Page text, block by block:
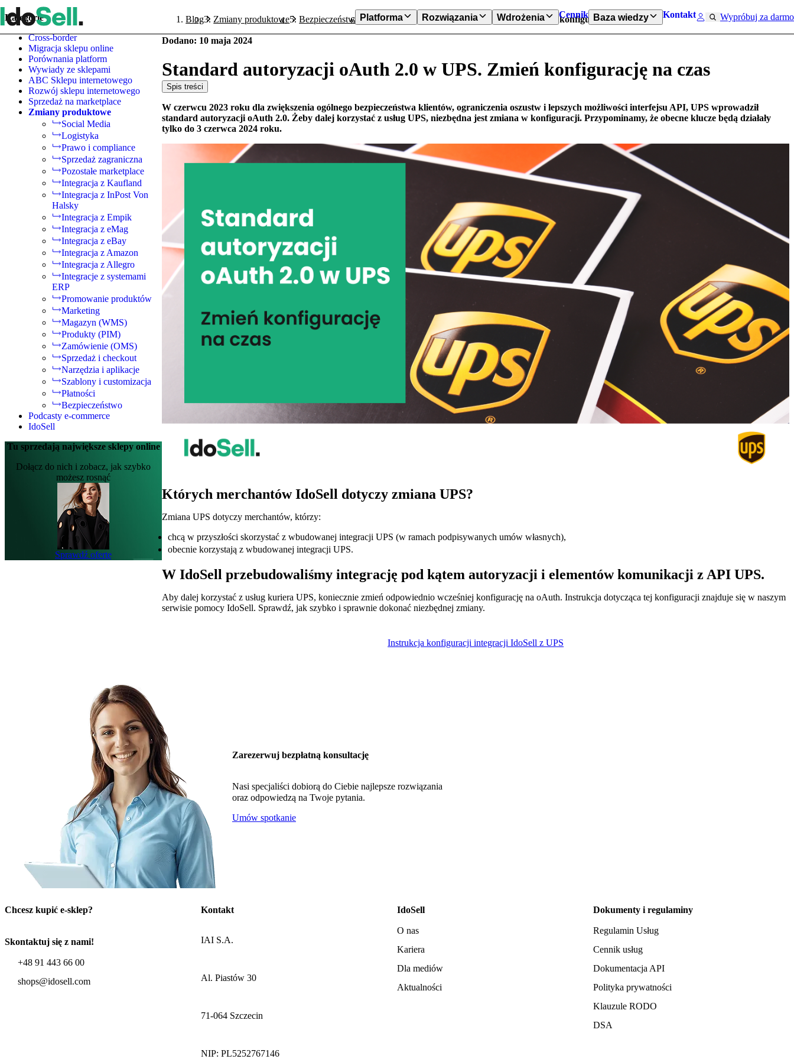
Platforma Rozwiązania Wdrożenia Cennik Baza wiedzy Kontakt Wypróbuj za darmo
Kategorie
Cross-border
Migracja sklepu online
Porównania platform
Wywiady ze sklepami
ABC Sklepu internetowego
Rozwój sklepu internetowego
Sprzedaż na marketplace
Zmiany produktowe
Social Media
Logistyka
Prawo i compliance
Sprzedaż zagraniczna
Pozostałe marketplace
Integracja z Kaufland
Integracja z InPost Von
Halsky
Integracja z Empik
Integracja z eMag
Integracja z eBay
Integracja z Amazon
Integracja z Allegro
Integracje z systemami
ERP
Promowanie produktów
Marketing
Magazyn (WMS)
Produkty (PIM)
Zamówienie (OMS)
Sprzedaż i checkout
Narzędzia i aplikacje
Szablony i customizacja
Płatności
Bezpieczeństwo
Podcasty e-commerce
IdoSell
Tu sprzedają największe sklepy online
Dołącz do nich i zobacz, jak szybko
możesz rosnąć
Sprawdź ofertę
Blog Zmiany produktowe Bezpieczeństwo Standard autoryzacji oAuth 2.0 w UPS. Zmień konfigurację na czas
Dodano: 10 maja 2024
Standard autoryzacji oAuth 2.0 w UPS. Zmień konfigurację na czas
Spis treści
W czerwcu 2023 roku dla zwiększenia ogólnego bezpieczeństwa klientów, ograniczenia oszustw i lepszych możliwości interfejsu API, UPS wprowadził
standard autoryzacji oAuth 2.0. Żeby dalej korzystać z usług UPS, niezbędna jest zmiana w konfiguracji. Przypominamy, że obecne klucze będą działały
tylko do 3 czerwca 2024 roku.
Których merchantów IdoSell dotyczy zmiana UPS?
Zmiana UPS dotyczy merchantów, którzy:
chcą w przyszłości skorzystać z wbudowanej integracji UPS (w ramach podpisywanych umów własnych),
obecnie korzystają z wbudowanej integracji UPS.
W IdoSell przebudowaliśmy integrację pod kątem autoryzacji i elementów komunikacji z API UPS.
Aby dalej korzystać z usług kuriera UPS, koniecznie zmień odpowiednio wcześniej konfigurację na oAuth. Instrukcja dotycząca tej konfiguracji znajduje się w naszym
serwisie pomocy IdoSell. Sprawdź, jak szybko i sprawnie dokonać niezbędnej zmiany.
Instrukcja konfiguracji integracji IdoSell z UPS
Zarezerwuj bezpłatną konsultację
Nasi specjaliści dobiorą do Ciebie najlepsze rozwiązania
oraz odpowiedzą na Twoje pytania.
Umów spotkanie
Chcesz kupić e-sklep?
Skontaktuj się z nami!
+48 91 443 66 00
shops@idosell.com
Kontakt
IAI S.A.
Al. Piastów 30
71-064 Szczecin
NIP: PL5252767146
IdoSell
O nas
Kariera
Dla mediów
Aktualności
Dokumenty i regulaminy
Regulamin Usług
Cennik usług
Dokumentacja API
Polityka prywatności
Klauzule RODO
DSA